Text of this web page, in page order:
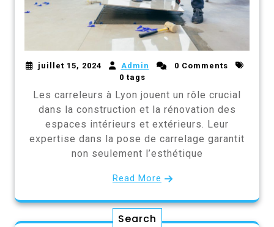
juillet 15, 2024 Admin
0 Comments
0 tags
Les carreleurs à Lyon jouent un rôle crucial
dans la construction et la rénovation des
espaces intérieurs et extérieurs. Leur
expertise dans la pose de carrelage garantit
non seulement l’esthétique
Read More
Search